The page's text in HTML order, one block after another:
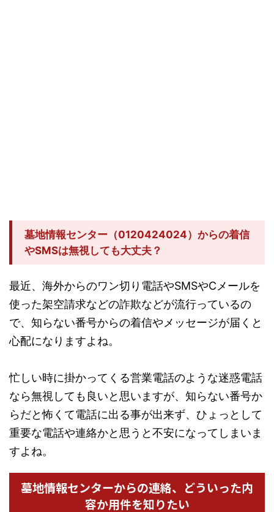
墓地情報センター（0120424024）からの着信
やSMSは無視しても大丈夫？
最近、海外からのワン切り電話やSMSやCメールを
使った架空請求などの詐欺などが流行っているの
で、知らない番号からの着信やメッセージが届くと
心配になりますよね。
忙しい時に掛かってくる営業電話のような迷惑電話
なら無視しても良いと思いますが、知らない番号か
らだと怖くて電話に出る事が出来ず、ひょっとして
重要な電話や連絡かと思うと不安になってしまいま
すよね。
墓地情報センターからの連絡、どういった内
容か用件を知りたい